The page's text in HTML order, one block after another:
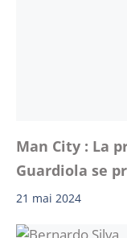
Man City : La
Guardiola se
21 mai 2024